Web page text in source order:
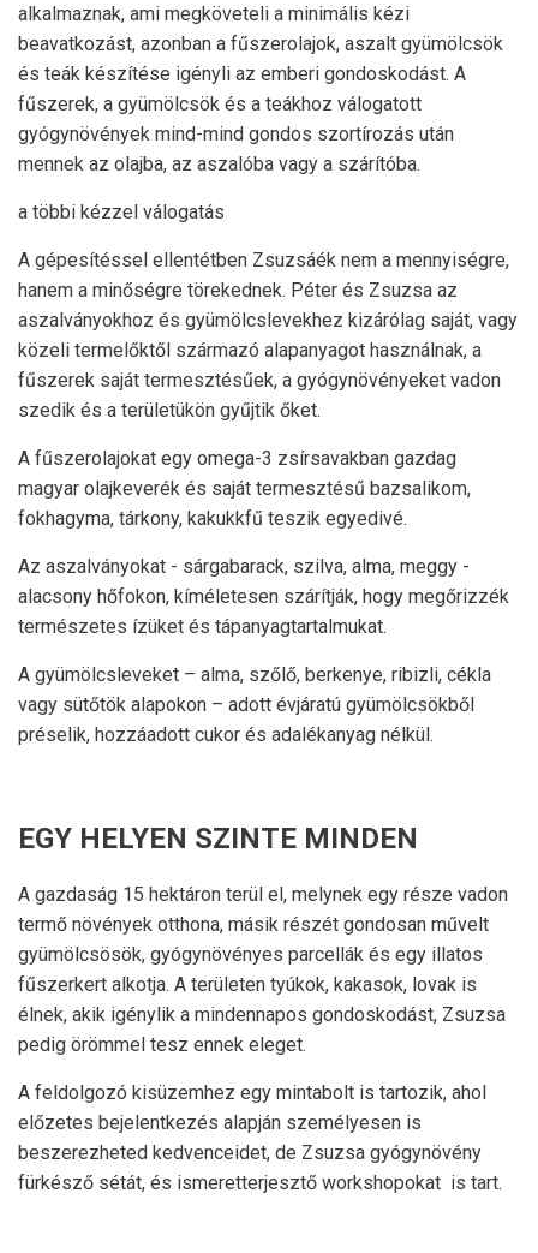
alkalmaznak, ami megköveteli a minimális kézi
beavatkozást, azonban a fűszerolajok, aszalt gyümölcsök
és teák készítése igényli az emberi gondoskodást. A
fűszerek, a gyümölcsök és a teákhoz válogatott
gyógynövények mind-mind gondos szortírozás után
mennek az olajba, az aszalóba vagy a szárítóba.
a többi kézzel válogatás
A gépesítéssel ellentétben Zsuzsáék nem a mennyiségre,
hanem a minőségre törekednek. Péter és Zsuzsa az
aszalványokhoz és gyümölcslevekhez kizárólag saját, vagy
közeli termelőktől származó alapanyagot használnak, a
fűszerek saját termesztésűek, a gyógynövényeket vadon
szedik és a területükön gyűjtik őket.
A fűszerolajokat egy omega-3 zsírsavakban gazdag
magyar olajkeverék és saját termesztésű bazsalikom,
fokhagyma, tárkony, kakukkfű teszik egyedivé.
Az aszalványokat - sárgabarack, szilva, alma, meggy -
alacsony hőfokon, kíméletesen szárítják, hogy megőrizzék
természetes ízüket és tápanyagtartalmukat.
A gyümölcsleveket – alma, szőlő, berkenye, ribizli, cékla
vagy sütőtök alapokon – adott évjáratú gyümölcsökből
préselik, hozzáadott cukor és adalékanyag nélkül.
EGY HELYEN SZINTE MINDEN
A gazdaság 15 hektáron terül el, melynek egy része vadon
termő növények otthona, másik részét gondosan művelt
gyümölcsösök, gyógynövényes parcellák és egy illatos
fűszerkert alkotja. A területen tyúkok, kakasok, lovak is
élnek, akik igénylik a mindennapos gondoskodást, Zsuzsa
pedig örömmel tesz ennek eleget.
A feldolgozó kisüzemhez egy mintabolt is tartozik, ahol
előzetes bejelentkezés alapján személyesen is
beszerezheted kedvenceidet, de Zsuzsa gyógynövény
fürkésző sétát, és ismeretterjesztő workshopokat is tart.